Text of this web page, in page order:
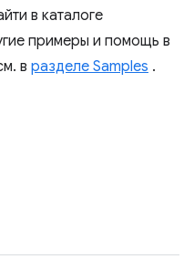
в каталоге
примеры и помощь в
в разделе Samples .